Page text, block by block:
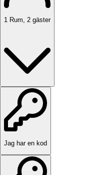
1 Rum, 2 gäster
Jag har en kod